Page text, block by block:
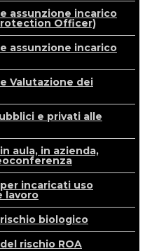
assunzione incarico
Officer)
assunzione incarico
Valutazione dei
e privati alle
aula, in azienda,
incaricati uso
lavoro
biologico
rischio ROA